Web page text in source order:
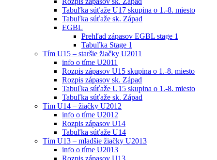
Tabuľka súťaže U17 skupina o 1.-8. miesto
Tabuľka súťaže sk. Západ
EGBL
Prehľad zápasov EGBL stage 1
Tabuľka Stage 1
Tím U15 – staršie žiačky U2011
info o tíme U2011
Rozpis zápasov U15 skupina o 1.-8. miesto
Rozpis zápasov sk. Západ
Tabuľka súťaže U15 skupina o 1.-8. miesto
Tabuľka súťaže sk. Západ
Tím U14 – žiačky U2012
info o tíme U2012
Rozpis zápasov U14
Tabuľka súťaže U14
Tím U13 – mladšie žiačky U2013
info o tíme U2013
Rozpis zápasov U13